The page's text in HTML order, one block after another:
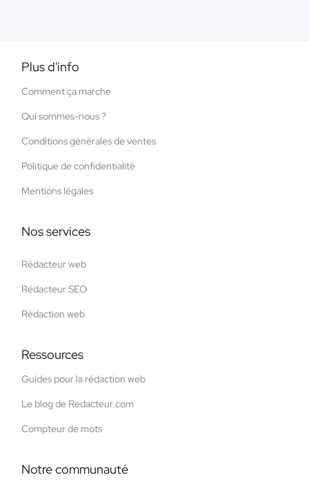
Plus d'info
Comment ça marche
Qui sommes-nous ?
Conditions générales de ventes
Politique de confidentialité
Mentions légales
Nos services
Rédacteur web
Rédacteur SEO
Rédaction web
Ressources
Guides pour la rédaction web
Le blog de Redacteur.com
Compteur de mots
Notre communauté